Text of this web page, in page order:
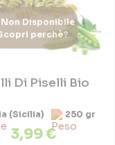
Disponibile
perchè?
Di Piselli Bio
(Sicilia) 250 gr
3,99 €